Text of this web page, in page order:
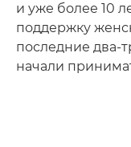
и уже более 10
поддержку
последние
начали